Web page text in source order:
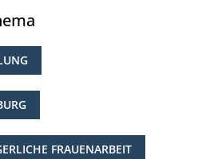
FRAUENARBEIT